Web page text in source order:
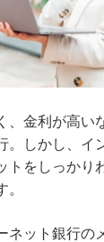
、金利が高い
。しかし、イ
トをしっかり
ネット銀行の